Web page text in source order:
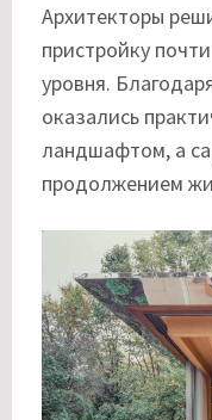
Архитекторы
пристройку
уровня.
оказались
ландшафтом, а
продолжением